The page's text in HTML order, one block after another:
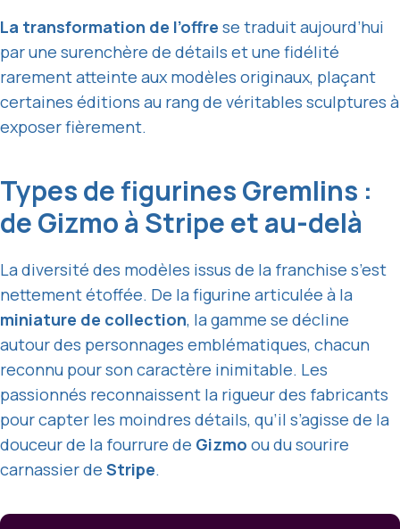
La transformation de l’offre se traduit aujourd’hui
par une surenchère de détails et une fidélité
rarement atteinte aux modèles originaux, plaçant
certaines éditions au rang de véritables sculptures à
exposer fièrement.
Types de figurines Gremlins :
de Gizmo à Stripe et au-delà
La diversité des modèles issus de la franchise s’est
nettement étoffée. De la figurine articulée à la
miniature de collection, la gamme se décline
autour des personnages emblématiques, chacun
reconnu pour son caractère inimitable. Les
passionnés reconnaissent la rigueur des fabricants
pour capter les moindres détails, qu’il s’agisse de la
douceur de la fourrure de Gizmo ou du sourire
carnassier de Stripe.